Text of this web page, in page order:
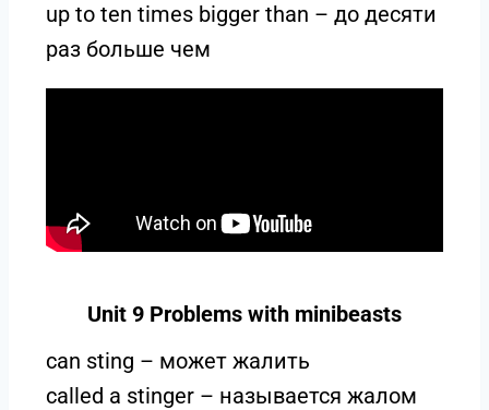
up to ten times bigger than – до десяти
раз больше чем
Unit 9 Problems with minibeasts
can sting – может жалить
called a stinger – называется жалом